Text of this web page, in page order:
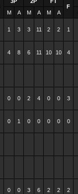
F
M
A M A M A
1 3 3 11 2 2 1
4 8 6 11 10 10 4
0 0 2 4 0 0 3
0 1 0 0 0 0 0
0 0 3 6 2 2 2